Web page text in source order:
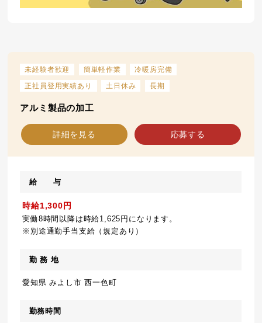
未経験者歓迎 簡単軽作業
冷暖房完備
正社員登用実績あり
土日休み 長期
アルミ製品の加工
詳細を見る 応募する
給 与
時給1,300円
実働8時間以降は時給1,625円になります。
※別途通勤手当支給（規定あり）
勤 務 地
愛知県 みよし市 西一色町
勤務時間